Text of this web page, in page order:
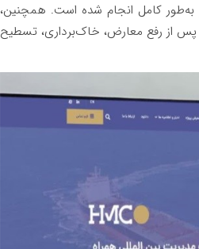
به‌طور کامل انجام شده است. همچنین،
پس از رفع معارض، خاک‌برداری، تسطیح